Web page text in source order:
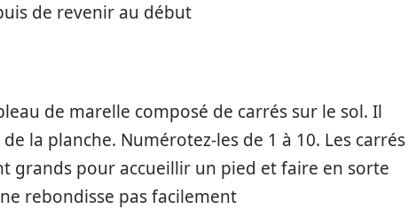
de revenir au début
de marelle composé de carrés sur le sol. Il
la planche. Numérotez-les de 1 à 10. Les carrés
grands pour accueillir un pied et faire en sorte
rebondisse pas facilement